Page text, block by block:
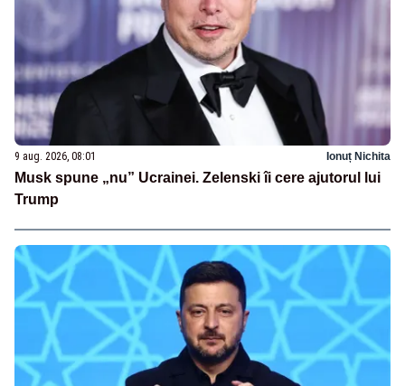
9 aug. 2026, 08:01 Ionuț Nichita
Musk spune „nu” Ucrainei. Zelenski îi cere ajutorul lui
Trump